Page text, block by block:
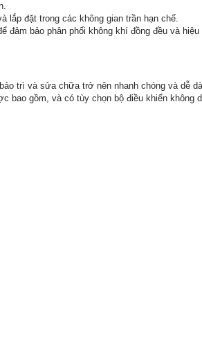
lắp đặt trong các không gian trần hạn chế.
đảm bảo phân phối không khí đồng đều và hiệu
trì và sửa chữa trở nên nhanh chóng và dễ
bao gồm, và có tùy chọn bộ điều khiển không